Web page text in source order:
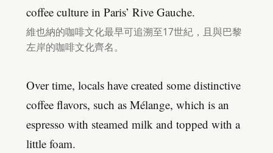
coffee culture in Paris’ Rive Gauche.
維也納的咖啡文化最早可追溯至17世紀，且與巴黎
左岸的咖啡文化齊名。
Over time, locals have created some distinctive
coffee flavors, such as Mélange, which is an
espresso with steamed milk and topped with a
little foam.